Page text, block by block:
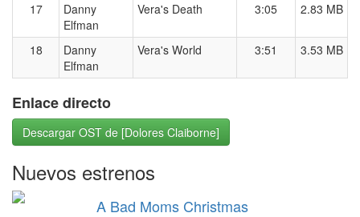
17
Danny
Elfman
Vera's Death 3:05 2.83 MB
18
Danny
Elfman
Vera's World 3:51 3.53 MB
Enlace directo
Descargar OST de [Dolores Claiborne]
Nuevos estrenos
A Bad Moms Christmas